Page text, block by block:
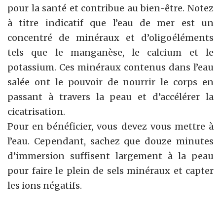
pour la santé et contribue au bien-être. Notez
à titre indicatif que l’eau de mer est un
concentré de minéraux et d’oligoéléments
tels que le manganèse, le calcium et le
potassium. Ces minéraux contenus dans l’eau
salée ont le pouvoir de nourrir le corps en
passant à travers la peau et d’accélérer la
cicatrisation.
Pour en bénéficier, vous devez vous mettre à
l’eau. Cependant, sachez que douze minutes
d’immersion suffisent largement à la peau
pour faire le plein de sels minéraux et capter
les ions négatifs.